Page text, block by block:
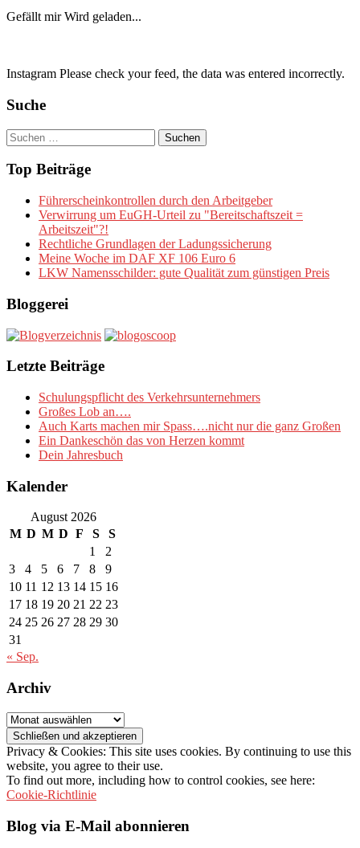
Gefällt mir Wird geladen...
Instagram Please check your feed, the data was entered incorrectly.
Suche
Suchen
nach:
Top Beiträge
Führerscheinkontrollen durch den Arbeitgeber
Verwirrung um EuGH-Urteil zu "Bereitschaftszeit =
Arbeitszeit"?!
Rechtliche Grundlagen der Ladungssicherung
Meine Woche im DAF XF 106 Euro 6
LKW Namensschilder: gute Qualität zum günstigen Preis
Bloggerei
Letzte Beiträge
Schulungspflicht des Verkehrsunternehmers
Großes Lob an….
Auch Karts machen mir Spass….nicht nur die ganz Großen
Ein Dankeschön das von Herzen kommt
Dein Jahresbuch
Kalender
August 2026
M D M D F S
S
1
2
3
4 5 6 7 8
9
10 11 12 13 14 15 16
17 18 19 20 21 22 23
24 25 26 27 28 29 30
31
« Sep.
Archiv
Archiv
Privacy & Cookies: This site uses cookies. By continuing to use this
website, you agree to their use.
To find out more, including how to control cookies, see here:
Cookie-Richtlinie
Blog via E-Mail abonnieren